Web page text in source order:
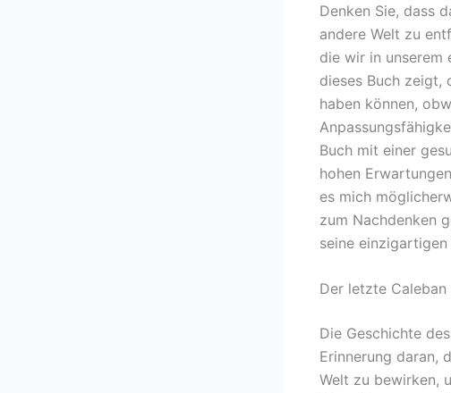
Denken Sie, dass
andere Welt zu
die wir in unserem
dieses Buch zeigt,
haben können,
Buch mit einer
hohen
es mich
zum Nachdenken
seine
Der letzte
Die Geschichte
Erinnerung daran,
Welt zu bewirken,